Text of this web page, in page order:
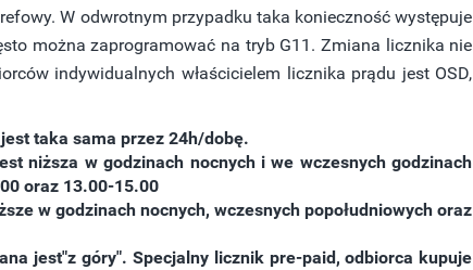
W odwrotnym przypadku taka konieczność występuje
można zaprogramować na tryb G11. Zmiana licznika nie
indywidualnych właścicielem licznika prądu jest OSD,
taka sama przez 24h/dobę.
niższa w godzinach nocnych i we wczesnych godzinach
oraz 13.00-15.00
w godzinach nocnych, wczesnych popołudniowych oraz
jest"z góry". Specjalny licznik pre-paid, odbiorca kupuje